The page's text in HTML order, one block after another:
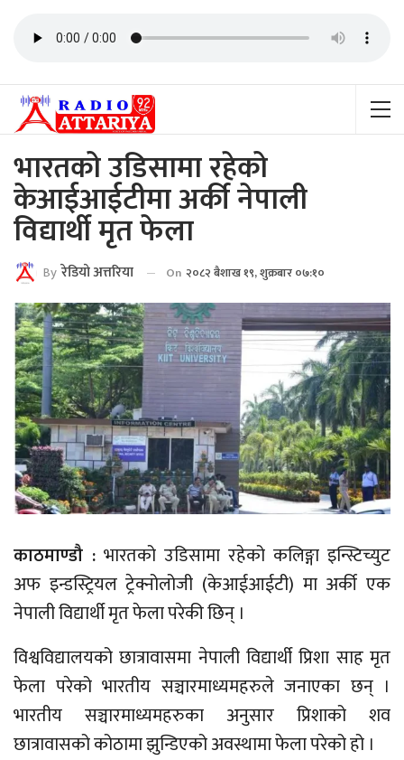
भारतको उडिसामा रहेको
केआईआईटीमा अर्की नेपाली
विद्यार्थी मृत फेला
By रेडियाे अत्तरिया On २०८२ बैशाख १९, शुक्रबार ०७:१०
काठमाण्डौ : भारतको उडिसामा रहेको कलिङ्गा इन्स्टिच्युट
अफ इन्डस्ट्रियल ट्रेक्नोलोजी (केआईआईटी) मा अर्की एक
नेपाली विद्यार्थी मृत फेला परेकी छिन् ।
विश्वविद्यालयको छात्रावासमा नेपाली विद्यार्थी प्रिशा साह मृत
फेला परेको भारतीय सञ्चारमाध्यमहरुले जनाएका छन् ।
भारतीय सञ्चारमाध्यमहरुका अनुसार प्रिशाको शव
छात्रावासको कोठामा झुन्डिएको अवस्थामा फेला परेको हो ।